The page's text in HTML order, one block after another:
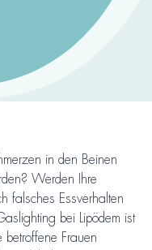
in den Beinen
Werden Ihre
falsches Essverhalten
bei Lipödem ist
betroffene Frauen